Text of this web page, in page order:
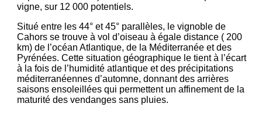
vigne, sur 12 000 potentiels.
Situé entre les 44° et 45° parallèles, le vignoble de
Cahors se trouve à vol d’oiseau à égale distance ( 200
km) de l’océan Atlantique, de la Méditerranée et des
Pyrénées. Cette situation géographique le tient à l’écart
à la fois de l’humidité atlantique et des précipitations
méditerranéennes d’automne, donnant des arrières
saisons ensoleillées qui permettent un affinement de la
maturité des vendanges sans pluies.